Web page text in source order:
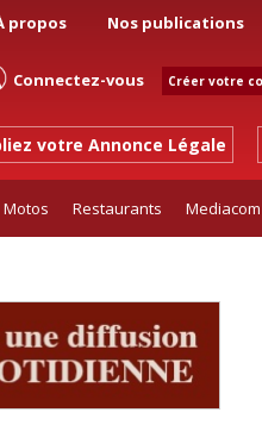
propos Nos publications
Connectez-vous Créer votre
votre Annonce Légale
Motos Restaurants Mediacom